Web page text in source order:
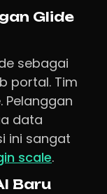
Glide
sebagai
portal. Tim
Pelanggan
data
ini sangat
scale.
Baru